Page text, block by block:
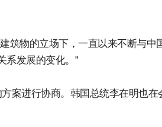
筑物的立场下，一直以来不断与中
系发展的变化。”
案进行协商。韩国总统李在明也在